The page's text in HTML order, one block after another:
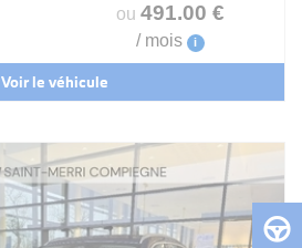
ou 491.00 €
/ mois i
Voir le véhicule